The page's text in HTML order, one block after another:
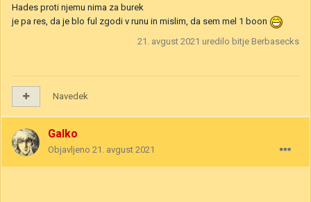
Hades proti njemu nima za burek
je pa res, da je blo ful zgodi v runu in mislim, da sem mel 1 boon
21. avgust 2021 uredilo bitje Berbasecks
Navedek
Galko
Objavljeno 21. avgust 2021